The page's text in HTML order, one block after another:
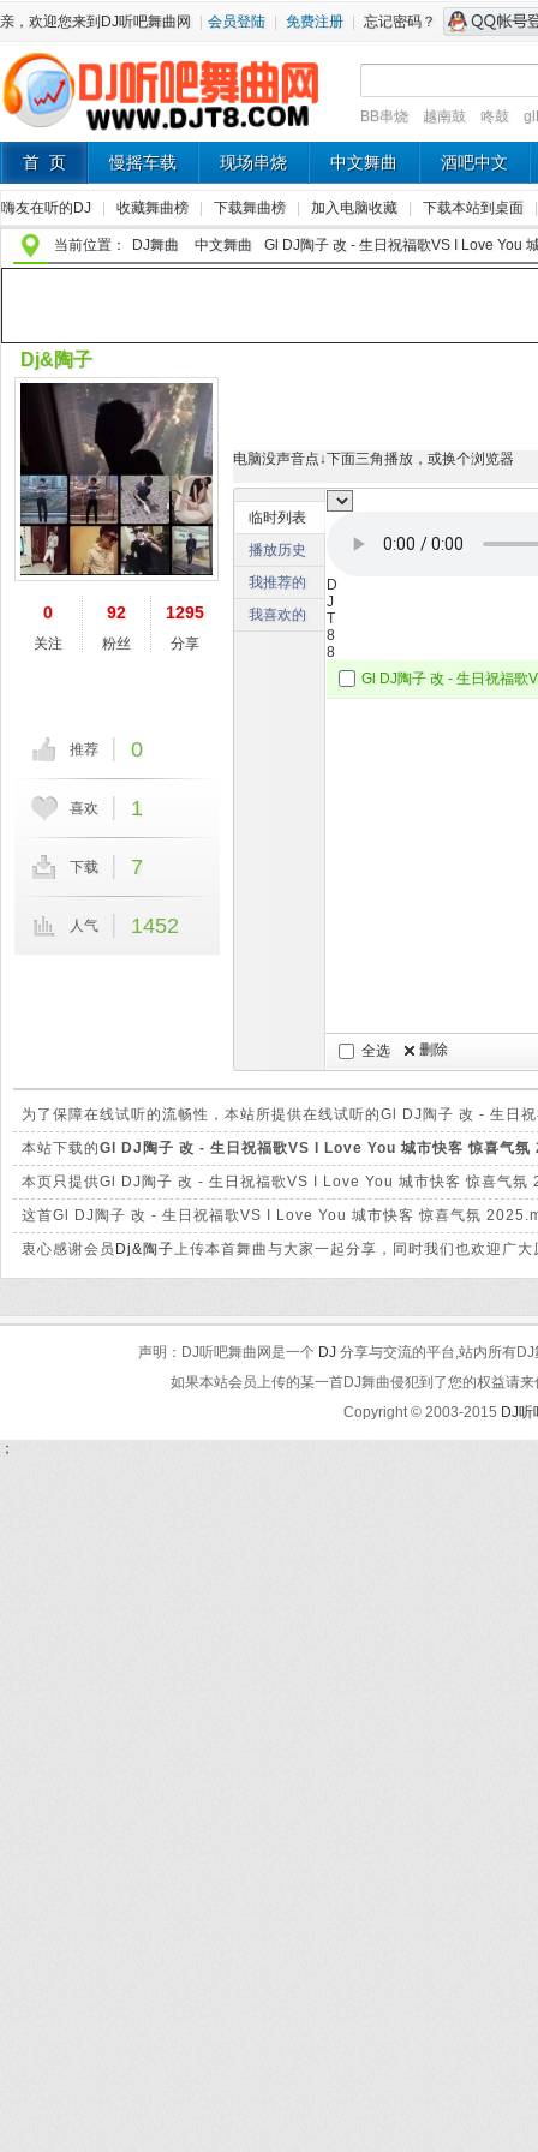
亲，欢迎您来到DJ听吧舞曲网 会员登陆 免费注册 忘记密码？
BB串烧 越南鼓 咚鼓
首 页 慢摇车载 现场串烧 中文舞曲 酒吧中文
嗨友在听的DJ 收藏舞曲榜 下载舞曲榜 加入电脑收藏 下载本站到桌面
当前位置： DJ舞曲 中文舞曲 Gl DJ陶子 改 - 生日祝福歌VS I Love You
电脑没声音点↓下面三角播放，或换个浏览器
临时列表
播放历史
我推荐的
我喜欢的
D
J
T
8
8
全选 删除
Dj&陶子
0
关注
92
粉丝
1295
分享
推荐 0
喜欢 1
下载 7
人气 1452
为了保障在线试听的流畅性，本站所提供在线试听的Gl DJ陶子 改 - 生
载的mp3文件有很大的差别。
本站下载的Gl DJ陶子 改 - 生日祝福歌VS I Love You 城市快客 惊喜气
绝对保证清脆高清晰。
本页只提供Gl DJ陶子 改 - 生日祝福歌VS I Love You 城市快客 惊喜气
这首Gl DJ陶子 改 - 生日祝福歌VS I Love You 城市快客 惊喜气氛
理。
衷心感谢会员 Dj&陶子上传本首舞曲与大家一起分享，同时我们也欢迎广
声明：DJ听吧舞曲网是一个 DJ 分享与交流的平台,站内所有
如果本站会员上传的某一首DJ舞曲侵犯到了您的权益请
Copyright © 2003-2015 DJ
；